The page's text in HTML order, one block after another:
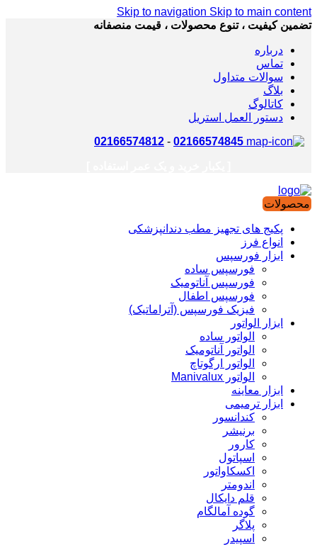
Skip to navigation Skip to main content
تضمین کیفیت ، تنوع محصولات ، قیمت منصفانه
درباره
تماس
سوالات متداول
بلاگ
کاتالوگ
دستور العمل استریل
02166574845
-
02166574812
محصولات
پکیج های تجهیز مطب دندانپزشکی
انواع فرز
ابزار فورسپس
فورسپس ساده
فورسپس آناتومیک
فورسپس اطفال
فیزیک فورسپس (آتراماتیک)
ابزار الواتور
الواتور ساده
الواتور آناتومیک
الواتور ارگوتاچ
الواتور Manivalux
ابزار معاینه
ابزار ترمیمی
کندانسور
برنیشر
کارور
اسپاتول
اکسکاواتور
اندومتر
قلم دایکال
گوده آمالگام
پلاگر
اسپیدر